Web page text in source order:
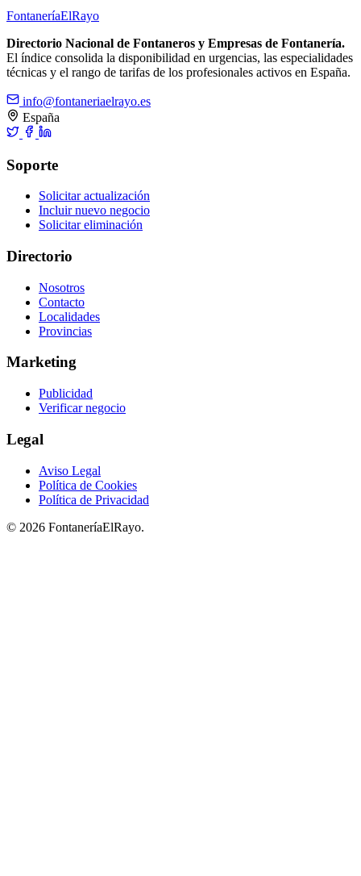
FontaneríaElRayo
Directorio Nacional de Fontaneros y Empresas de Fontanería.
El índice consolida la disponibilidad en urgencias, las especialidades
técnicas y el rango de tarifas de los profesionales activos en España.
info@fontaneriaelrayo.es
España
Soporte
Solicitar actualización
Incluir nuevo negocio
Solicitar eliminación
Directorio
Nosotros
Contacto
Localidades
Provincias
Marketing
Publicidad
Verificar negocio
Legal
Aviso Legal
Política de Cookies
Política de Privacidad
© 2026 FontaneríaElRayo.